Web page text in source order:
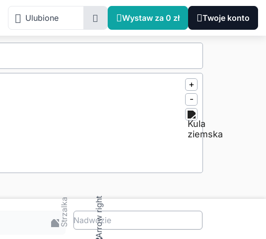
Ulubione Wystaw za 0 zł Twoje konto
+
-
Nadwozie